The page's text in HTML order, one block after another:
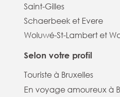
Saint-Gilles
Schaerbeek et Evere
Woluwé-St-Lambert et
Selon votre profil
Touriste à Bruxelles
En voyage amoureux à